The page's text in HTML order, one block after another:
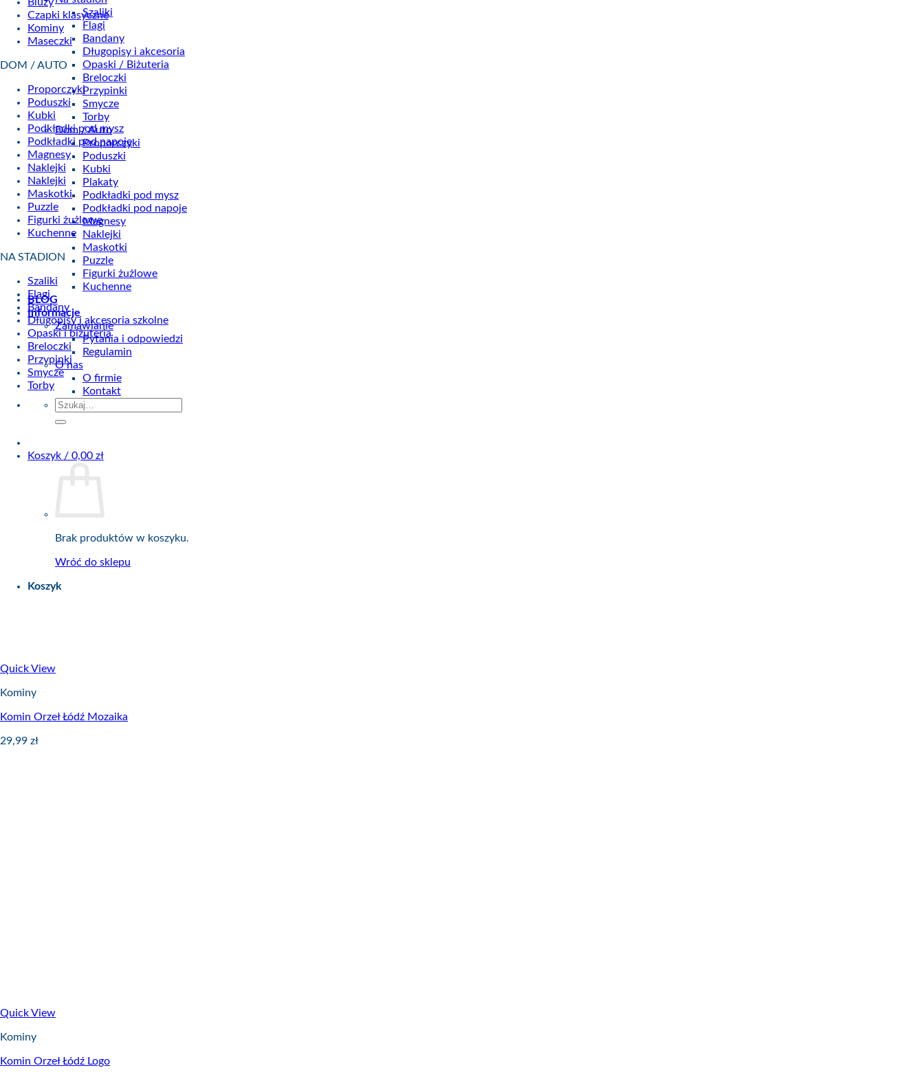
Szaliki
Flagi
Bandany
Długopisy i akcesoria
Opaski / Biżuteria
Breloczki
Przypinki
Smycze
Torby
Dom / Auto
Proporczyki
Poduszki
Kubki
Plakaty
Podkładki pod mysz
Podkładki pod napoje
Magnesy
Naklejki
Maskotki
Puzzle
Figurki żużlowe
Kuchenne
BLOG
Informacje
Zamawianie
Pytania i odpowiedzi
Regulamin
O nas
O firmie
Kontakt
Szukaj:
Koszyk / 0,00 zł
Brak produktów w koszyku.
Wróć do sklepu
Koszyk
Czapki klasyczne
Kominy
Maseczki
DOM / AUTO
Proporczyki
Poduszki
Kubki
Podkładki pod mysz
Podkładki pod napoje
Magnesy
Naklejki
Naklejki
Maskotki
Puzzle
Figurki żużlowe
Kuchenne
NA STADION
Szaliki
Flagi
Bandany
Długopisy i akcesoria szkolne
Opaski i biżuteria
Breloczki
Przypinki
Smycze
Torby
Quick View
Kominy
Komin Orzeł Łódź Mozaika
29,99 zł
Quick View
Kominy
Komin Orzeł Łódź Logo